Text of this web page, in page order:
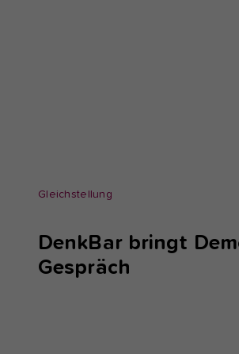
Gleichstellung
DenkBar bringt
Gespräch